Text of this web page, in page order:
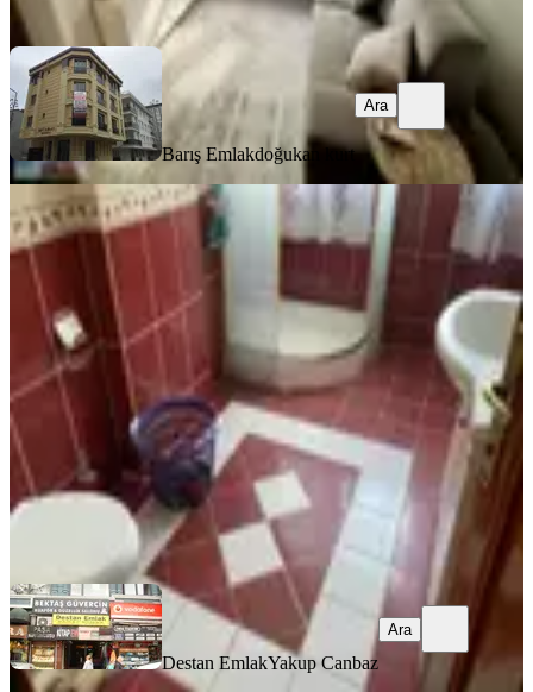
Ara
Barış Emlakdoğukan kurt
Ara
MANZARALI
Destan-104-k.m.paşa-sümbülefendi-
yan-sokağında-1-oda-1-salon-65m2-
yüksek-giriş-kat-kombili-açıklamay
Fatih, Sümbül Efendi Mahallesi
65 m² Yüksek giriş·04.08.2026
28.000 ₺
Destan EmlakYakup Canbaz
Destan EmlakYakup Canbaz
Ara